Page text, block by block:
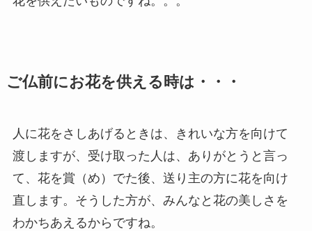
ご仏前にお花を供える時は・・・
人に花をさしあげるときは、きれいな方を向けて
渡しますが、受け取った人は、ありがとうと言っ
て、花を賞（め）でた後、送り主の方に花を向け
直します。そうした方が、みんなと花の美しさを
わかちあえるからですね。